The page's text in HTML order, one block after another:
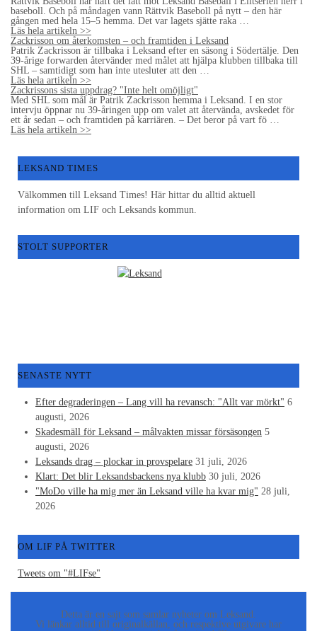
baseboll. Och på måndagen vann Rättvik Baseboll på nytt – den här
gången med hela 15–5 hemma. Det var lagets sjätte raka …
Läs hela artikeln >>
Zackrisson om återkomsten – och framtiden i Leksand
Patrik Zackrisson är tillbaka i Leksand efter en säsong i Södertälje. Den
39-årige forwarden återvänder med målet att hjälpa klubben tillbaka till
SHL – samtidigt som han inte utesluter att den …
Läs hela artikeln >>
Zackrissons sista uppdrag? "Inte helt omöjligt"
Med SHL som mål är Patrik Zackrisson hemma i Leksand. I en stor
intervju öppnar nu 39-åringen upp om valet att återvända, avskedet för
ett år sedan – och framtiden på karriären. – Det beror på vart fö …
Läs hela artikeln >>
LEKSAND TIMES
Välkommen till Leksand Times! Här hittar du alltid aktuell
information om LIF och Leksands kommun.
STOLT SUPPORTER
SENASTE NYTT
Efter degraderingen – Lang vill ha revansch: "Allt var mörkt" 6
augusti, 2026
Skadesmäll för Leksand – målvakten missar försäsongen 5
augusti, 2026
Leksands drag – plockar in provspelare 31 juli, 2026
Klart: Det blir Leksandsbackens nya klubb 30 juli, 2026
"MoDo ville ha mig mer än Leksand ville ha kvar mig" 28 juli,
2026
OM LIF PÅ TWITTER
Tweets om "#LIFse"
Detta är en sajt som samlar nyheter om Leksand.
Vi länkar alltid till originalkällan, och respektive utgivare har